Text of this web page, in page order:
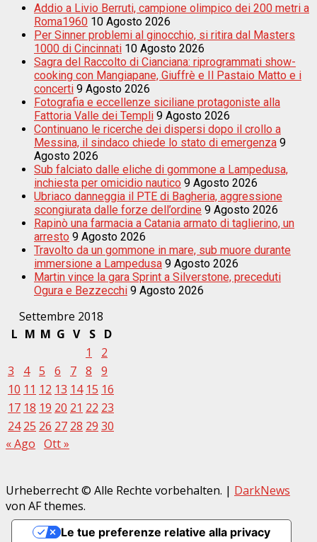
Addio a Livio Berruti, campione olimpico dei 200 metri a
Roma1960 10 Agosto 2026
Per Sinner problemi al ginocchio, si ritira dal Masters
1000 di Cincinnati 10 Agosto 2026
Sagra del Raccolto di Cianciana: riprogrammati show-
cooking con Mangiapane, Giuffrè e Il Pastaio Matto e i
concerti 9 Agosto 2026
Fotografia e eccellenze siciliane protagoniste alla
Fattoria Valle dei Templi 9 Agosto 2026
Continuano le ricerche dei dispersi dopo il crollo a
Messina, il sindaco chiede lo stato di emergenza 9
Agosto 2026
Sub falciato dalle eliche di gommone a Lampedusa,
inchiesta per omicidio nautico 9 Agosto 2026
Ubriaco danneggia il PTE di Bagheria, aggressione
scongiurata dalle forze dell’ordine 9 Agosto 2026
Rapinò una farmacia a Catania armato di taglierino, un
arresto 9 Agosto 2026
Travolto da un gommone in mare, sub muore durante
immersione a Lampedusa 9 Agosto 2026
Martin vince la gara Sprint a Silverstone, preceduti
Ogura e Bezzecchi 9 Agosto 2026
Settembre 2018
L M M G V S
D
1
2
3
4 5 6 7 8
9
10 11 12 13 14 15 16
17 18 19 20 21 22 23
24 25 26 27 28 29 30
« Ago Ott »
Urheberrecht © Alle Rechte vorbehalten. | DarkNews
von AF themes.
Le tue preferenze relative alla privacy